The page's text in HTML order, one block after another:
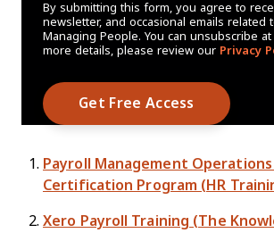
By submitting this form, you agree to
newsletter, and occasional emails related
Managing People. You can unsubscribe
more details, please review our Privacy
Payroll Management
Certification Program (HR
Xero Payroll Training (The